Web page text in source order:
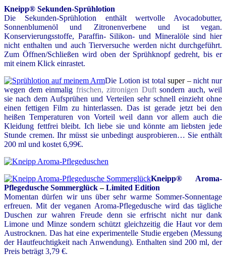
Kneipp® Sekunden-Sprühlotion
Die Sekunden-Sprühlotion enthält wertvolle Avocadobutter,
Sonnenblumenöl und Zitronenverbene und ist vegan.
Konservierungsstoffe, Paraffin- Silikon- und Mineralöle sind hier
nicht enthalten und auch Tierversuche werden nicht durchgeführt.
Zum Öffnen/Schließen wird oben der Sprühknopf gedreht, bis er
mit einem Klick einrastet.
Die Lotion ist totalsuper –nicht nur
wegen dem einmalig frischen, zitronigen Duftsondern auch, weil
sie nach dem Aufsprühen und Verteilen sehr schnell einzieht ohne
einen fettigen Film zu hinterlassen. Das ist gerade jetzt bei den
heißen Temperaturen von Vorteil weil dann vor allem auch die
Kleidung fettfrei bleibt. Ich liebe sie und könnte am liebsten jede
Stunde cremen.Ihr müsst sie unbedingt ausprobieren… Sie enthält
200 ml und kostet 6,99€.
Kneipp® Aroma-
Pflegedusche Sommerglück–Limited Edition
Momentan dürfen wir uns über sehr warme Sommer-Sonnentage
erfreuen. Mit der veganen Aroma-Pflegedusche wird das tägliche
Duschen zur wahren Freude denn sie erfrischt nicht nur dank
Limone und Minze sondern schützt gleichzeitig die Haut vor dem
Austrocknen. Das hat eine experimentelle Studie ergeben (Messung
der Hautfeuchtigkeit nach Anwendung). Enthalten sind 200 ml, der
Preis beträgt 3,79 €.